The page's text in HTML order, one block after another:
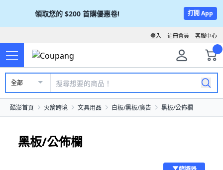
領取您的 $200 首購優惠卷! 打開 App
客服中心
註冊會員
登入
全部
酷澎首頁 火箭跨境 文具用品 白板/黑板/廣告 黑板/公佈欄
黑板/公佈欄